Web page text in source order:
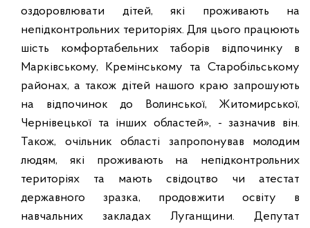
оздоровлювати дітей,
які проживають на
непідконтрольних територіях. Для цього працюють
шість комфортабельних таборів відпочинку в
Марківському, Кремінському та Старобільському
районах, а також дітей нашого краю запрошують
на відпочинок до Волинської, Житомирської,
Чернівецької та інших областей», - зазначив він.
Також, очільник області запропонував молодим
людям, які проживають на непідконтрольних
територіях та мають свідоцтво чи атестат
державного зразка, продовжити освіту в
навчальних закладах Луганщини.Депутат